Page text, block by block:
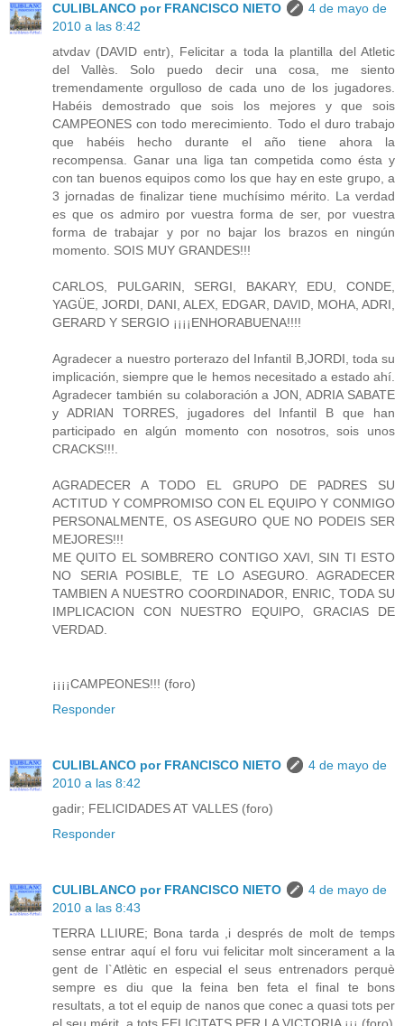
CULIBLANCO por FRANCISCO NIETO
4 de mayo de
2010 a las 8:42
atvdav (DAVID entr), Felicitar a toda la plantilla del Atletic
del Vallès. Solo puedo decir una cosa, me siento
tremendamente orgulloso de cada uno de los jugadores.
Habéis demostrado que sois los mejores y que sois
CAMPEONES con todo merecimiento. Todo el duro trabajo
que habéis hecho durante el año tiene ahora la
recompensa. Ganar una liga tan competida como ésta y
con tan buenos equipos como los que hay en este grupo, a
3 jornadas de finalizar tiene muchísimo mérito. La verdad
es que os admiro por vuestra forma de ser, por vuestra
forma de trabajar y por no bajar los brazos en ningún
momento. SOIS MUY GRANDES!!!
CARLOS, PULGARIN, SERGI, BAKARY, EDU, CONDE,
YAGÜE, JORDI, DANI, ALEX, EDGAR, DAVID, MOHA, ADRI,
GERARD Y SERGIO ¡¡¡¡ENHORABUENA!!!!
Agradecer a nuestro porterazo del Infantil B,JORDI, toda su
implicación, siempre que le hemos necesitado a estado ahí.
Agradecer también su colaboración a JON, ADRIA SABATE
y ADRIAN TORRES, jugadores del Infantil B que han
participado en algún momento con nosotros, sois unos
CRACKS!!!.
AGRADECER A TODO EL GRUPO DE PADRES SU
ACTITUD Y COMPROMISO CON EL EQUIPO Y CONMIGO
PERSONALMENTE, OS ASEGURO QUE NO PODEIS SER
MEJORES!!!
ME QUITO EL SOMBRERO CONTIGO XAVI, SIN TI ESTO
NO SERIA POSIBLE, TE LO ASEGURO. AGRADECER
TAMBIEN A NUESTRO COORDINADOR, ENRIC, TODA SU
IMPLICACION CON NUESTRO EQUIPO, GRACIAS DE
VERDAD.
¡¡¡¡CAMPEONES!!! (foro)
Responder
CULIBLANCO por FRANCISCO NIETO
4 de mayo de
2010 a las 8:42
gadir; FELICIDADES AT VALLES (foro)
Responder
CULIBLANCO por FRANCISCO NIETO
4 de mayo de
2010 a las 8:43
TERRA LLIURE; Bona tarda ,i després de molt de temps
sense entrar aquí el foru vui felicitar molt sincerament a la
gent de l`Atlètic en especial el seus entrenadors perquè
sempre es diu que la feina ben feta el final te bons
resultats, a tot el equip de nanos que conec a quasi tots per